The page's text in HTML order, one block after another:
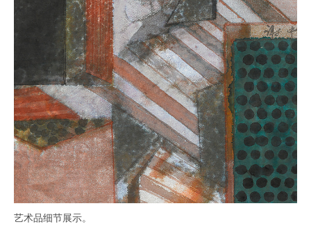
艺术品细节展示。